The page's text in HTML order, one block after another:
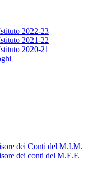
2022-23
2021-22
2020-21
dei Conti del M.I.M.
dei conti del M.E.F.